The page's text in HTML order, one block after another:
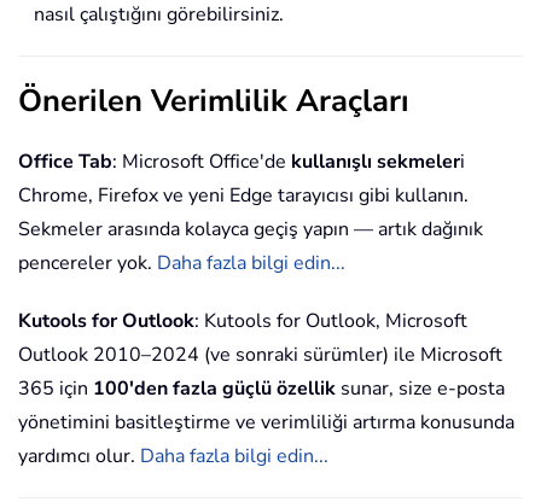
nasıl çalıştığını görebilirsiniz.
Önerilen Verimlilik Araçları
Office Tab: Microsoft Office'de kullanışlı sekmeleri
Chrome, Firefox ve yeni Edge tarayıcısı gibi kullanın.
Sekmeler arasında kolayca geçiş yapın — artık dağınık
pencereler yok. Daha fazla bilgi edin...
Kutools for Outlook: Kutools for Outlook, Microsoft
Outlook 2010–2024 (ve sonraki sürümler) ile Microsoft
365 için 100'den fazla güçlü özellik sunar, size e-posta
yönetimini basitleştirme ve verimliliği artırma konusunda
yardımcı olur. Daha fazla bilgi edin...